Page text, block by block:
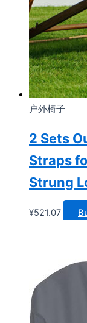
户外椅子
2 Sets
Straps
Strung
¥521.07